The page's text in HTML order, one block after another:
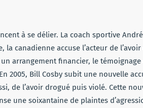
à se délier. La coach sportive
la canadienne accuse l’acteur de
arrangement financier, le témoignage
2005, Bill Cosby subit une nouvelle
de l’avoir drogué puis violé. Cette
une soixantaine de plaintes